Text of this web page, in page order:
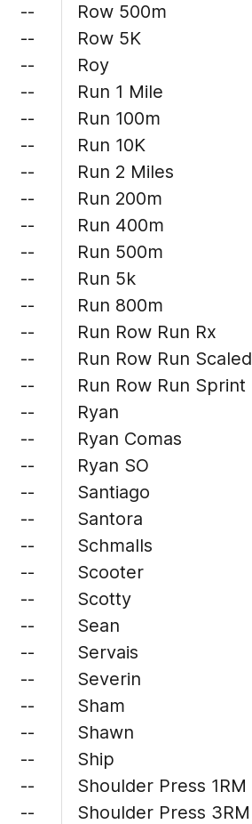
--
--
--
--
--
--
--
--
--
--
--
--
--
--
--
--
--
--
--
--
--
--
--
--
--
--
--
--
--
--
--
Row 500m
Row 5K
Roy
Run 1 Mile
Run 100m
Run 10K
Run 2 Miles
Run 200m
Run 400m
Run 500m
Run 5k
Run 800m
Run Row Run Rx
Run Row Run Scaled
Run Row Run Sprint
Ryan
Ryan Comas
Ryan SO
Santiago
Santora
Schmalls
Scooter
Scotty
Sean
Servais
Severin
Sham
Shawn
Ship
Shoulder Press 1RM
Shoulder Press 3RM